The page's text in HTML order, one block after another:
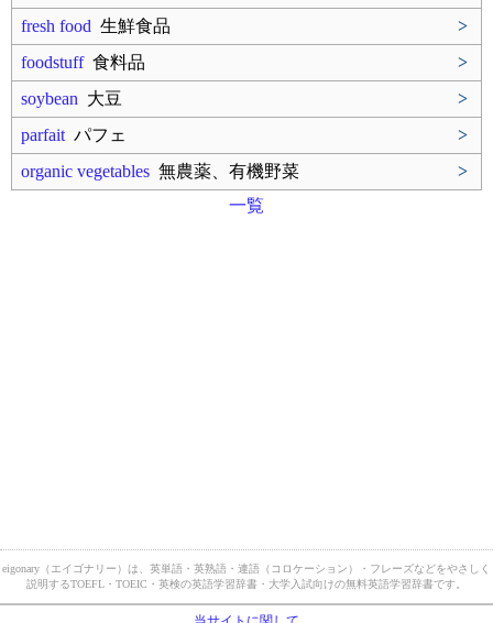
fresh food 生鮮食品
>
foodstuff食料品
>
soybean 大豆
>
parfait パフェ
>
organic vegetables 無農薬、有機野菜
>
一覧
eigonary（エイゴナリー）は、英単語・英熟語・連語（コロケーション）・フレーズなどをやさしく
説明するTOEFL・TOEIC・英検の英語学習辞書・大学入試向けの無料英語学習辞書です。